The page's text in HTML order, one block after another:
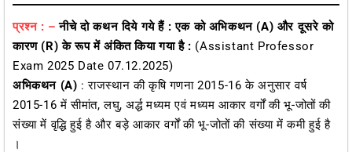
प्रश्न : – नीचे दो कथन दिये गये हैं : एक को अभिकथन (A) और दूसरे को
कारण (R) के रूप में अंकित किया गया है : (Assistant Professor
Exam 2025 Date 07.12.2025)
अभिकथन (A) : राजस्थान की कृषि गणना 2015-16 के अनुसार वर्ष
2015-16 में सीमांत, लघु, अर्द्ध मध्यम एवं मध्यम आकार वर्गों की भू-जोतों की
संख्या में वृद्धि हुई है और बड़े आकार वर्गों की भू-जोतों की संख्या में कमी हुई है
।